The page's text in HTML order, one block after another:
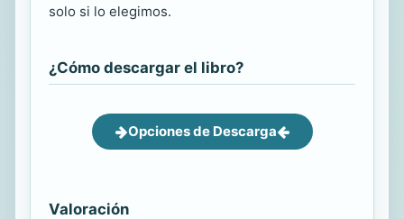
solo si lo elegimos.
¿Cómo descargar el libro?
Opciones de Descarga
Valoración